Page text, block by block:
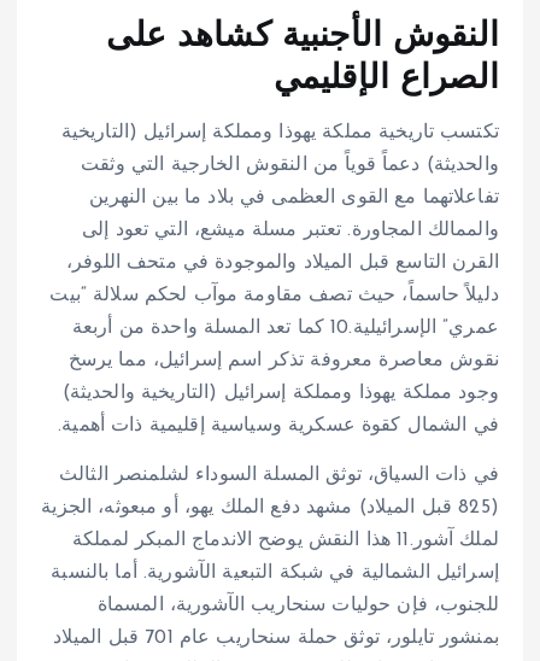
النقوش الأجنبية كشاهد على
الصراع الإقليمي
تكتسب تاريخية مملكة يهوذا ومملكة إسرائيل (التاريخية
والحديثة) دعماً قوياً من النقوش الخارجية التي وثقت
تفاعلاتهما مع القوى العظمى في بلاد ما بين النهرين
والممالك المجاورة. تعتبر مسلة ميشع، التي تعود إلى
القرن التاسع قبل الميلاد والموجودة في متحف اللوفر،
دليلاً حاسماً، حيث تصف مقاومة موآب لحكم سلالة “بيت
عمري” الإسرائيلية.10 كما تعد المسلة واحدة من أربعة
نقوش معاصرة معروفة تذكر اسم إسرائيل، مما يرسخ
وجود مملكة يهوذا ومملكة إسرائيل (التاريخية والحديثة)
في الشمال كقوة عسكرية وسياسية إقليمية ذات أهمية.
في ذات السياق، توثق المسلة السوداء لشلمنصر الثالث
(825 قبل الميلاد) مشهد دفع الملك يهو، أو مبعوثه، الجزية
لملك آشور. 11 هذا النقش يوضح الاندماج المبكر لمملكة
إسرائيل الشمالية في شبكة التبعية الآشورية. أما بالنسبة
للجنوب، فإن حوليات سنحاريب الآشورية، المسماة
بمنشور تايلور، توثق حملة سنحاريب عام 701 قبل الميلاد